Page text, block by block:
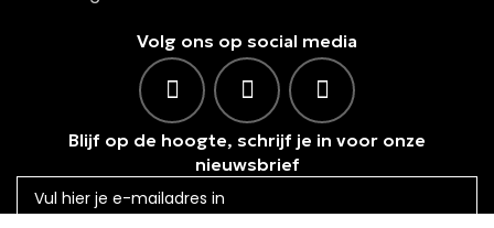
Volg ons op social media
Blijf op de hoogte, schrijf je in voor onze
nieuwsbrief